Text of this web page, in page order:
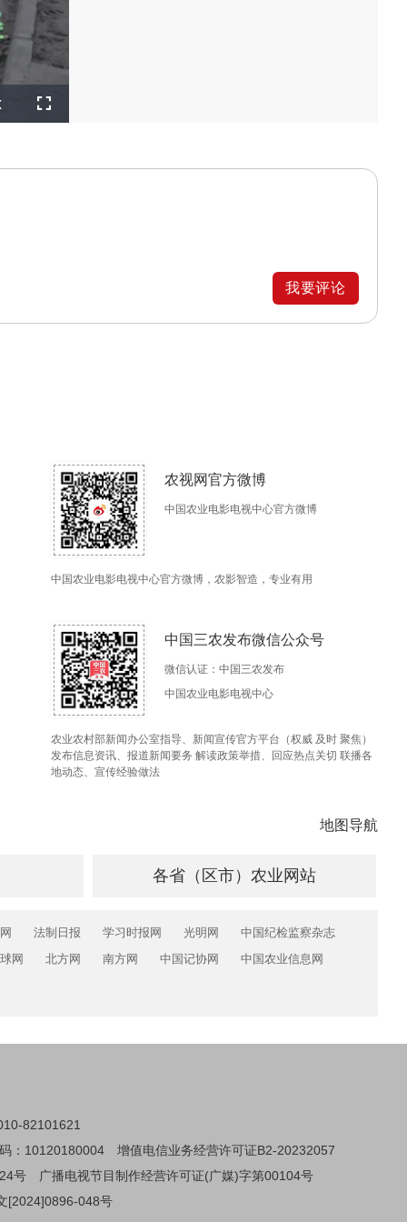
Fullscreen
我要评论
农视网官方微博
中国农业电影电视中心官方微博
中国农业电影电视中心官方微博，农影智造，专业有用
中国三农发布微信公众号
微信认证：中国三农发布
中国农业电影电视中心
农业农村部新闻办公室指导、新闻宣传官方平台（权威 及时 聚焦）
发布信息资讯、报道新闻要务 解读政策举措、回应热点关切 联播各
地动态、宣传经验做法
地图导航
各省（区市）农业网站
法制日报 学习时报网 光明网
中国纪检监察杂志
网
北方网 南方网 中国记协网 中国农业信息网
82101621
：10120180004
增值电信业务经营许可证B2-20232057
号
广播电视节目制作经营许可证(广媒)字第00104号
[2024]0896-048号